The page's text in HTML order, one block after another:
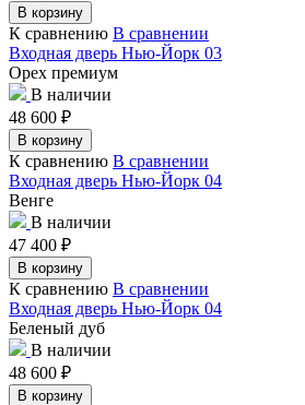
В корзину
К сравнению В сравнении
Входная дверь Нью-Йорк 03
Орех премиум
В наличии
48 600 ₽
В корзину
К сравнению В сравнении
Входная дверь Нью-Йорк 04
Венге
В наличии
47 400 ₽
В корзину
К сравнению В сравнении
Входная дверь Нью-Йорк 04
Беленый дуб
В наличии
48 600 ₽
В корзину